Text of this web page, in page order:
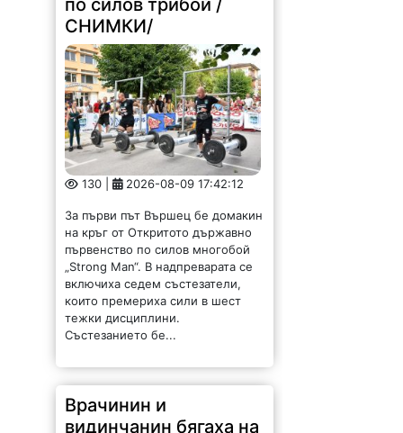
по силов трибой /
СНИМКИ/
130 | 2026-08-09 17:42:12
За първи път Вършец бе домакин
на кръг от Откритото държавно
първенство по силов многобой
„Strong Man“. В надпреварата се
включиха седем състезатели,
които премериха сили в шест
тежки дисциплини.
Състезанието бе...
Врачинин и
видинчанин бягаха на